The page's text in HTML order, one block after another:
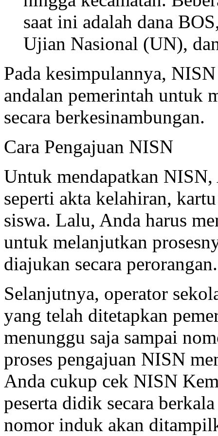
saat ini adalah dana
Ujian Nasional (UN),
Pada kesimpulannya,
andalan pemerintah untuk
secara berkesinambungan.
Cara Pengajuan NISN
Untuk mendapatkan
seperti akta kelahiran,
siswa. Lalu, Anda harus
untuk melanjutkan
diajukan secara perorangan.
Selanjutnya, operator
yang telah ditetapkan
menunggu saja sampai
proses pengajuan NISN
Anda cukup cek NISN
peserta didik secara
nomor induk akan